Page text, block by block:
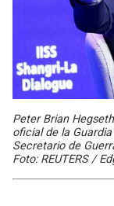
Peter Brian
oficial de la
Secretario de
Foto: REUTERS /